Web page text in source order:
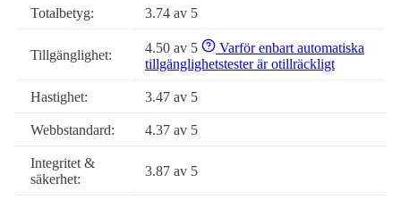
Totalbetyg: 3.74 av 5
Tillgänglighet: 4.50 av 5
Varför enbart automatiska
tillgänglighetstester är otillräckligt
Hastighet: 3.47 av 5
Webbstandard: 4.37 av 5
Integritet &
säkerhet:
3.87 av 5